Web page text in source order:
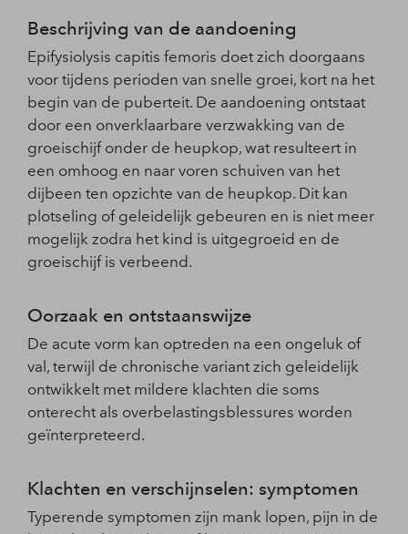
Beschrijving van de aandoening
Epifysiolysis capitis femoris doet zich doorgaans
voor tijdens perioden van snelle groei, kort na het
begin van de puberteit. De aandoening ontstaat
door een onverklaarbare verzwakking van de
groeischijf onder de heupkop, wat resulteert in
een omhoog en naar voren schuiven van het
dijbeen ten opzichte van de heupkop. Dit kan
plotseling of geleidelijk gebeuren en is niet meer
mogelijk zodra het kind is uitgegroeid en de
groeischijf is verbeend.
Oorzaak en ontstaanswijze
De acute vorm kan optreden na een ongeluk of
val, terwijl de chronische variant zich geleidelijk
ontwikkelt met mildere klachten die soms
onterecht als overbelastingsblessures worden
geïnterpreteerd.
Klachten en verschijnselen: symptomen
Typerende symptomen zijn mank lopen, pijn in de